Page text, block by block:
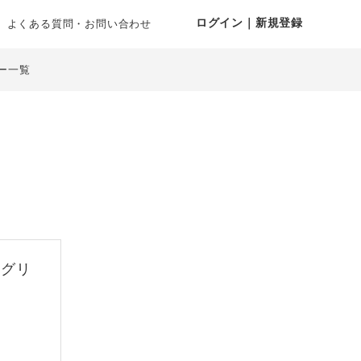
よくある質問・お問い合わせ ログイン｜新規登録
一覧
リ